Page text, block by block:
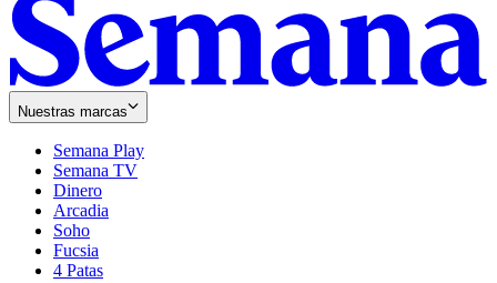
Nuestras marcas
Semana Play
Semana TV
Dinero
Arcadia
Soho
in
new
Fucsia
in
4 Patas